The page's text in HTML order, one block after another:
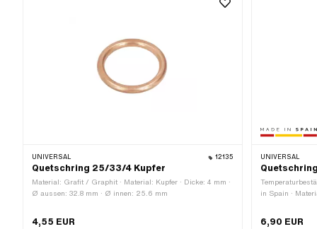
UNIVERSAL 12135
Quetschring 25/33/4 Kupfer
Material: Grafit / Graphit · Material: Kupfer · Dicke: 4 mm ·
Ø aussen: 32.8 mm · Ø innen: 25.6 mm
4,55 EUR
UNIVERSAL
in Spain ·
6,90 EUR